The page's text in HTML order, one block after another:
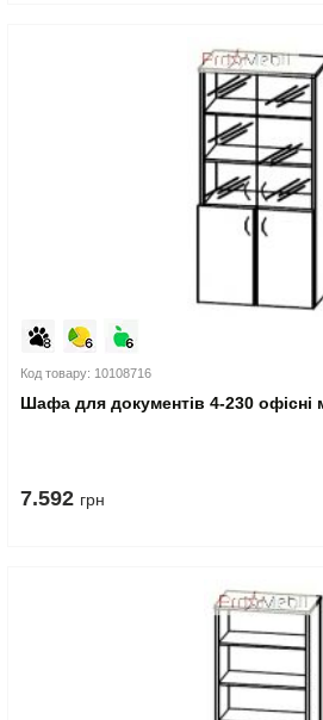
Код товару: 10108716
Шафа для документів 4-230 офісні
7.592 грн